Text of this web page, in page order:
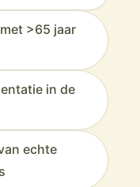
>65 jaar
in de
echte